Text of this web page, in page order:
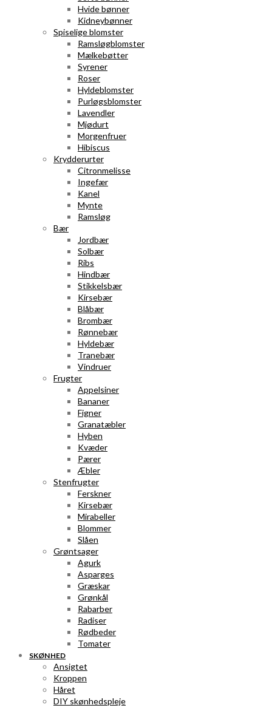
Hvide bønner
Kidneybønner
Spiselige blomster
Ramsløgblomster
Mælkebøtter
Syrener
Roser
Hyldeblomster
Purløgsblomster
Lavendler
Mjødurt
Morgenfruer
Hibiscus
Krydderurter
Citronmelisse
Ingefær
Kanel
Mynte
Ramsløg
Bær
Jordbær
Solbær
Ribs
Hindbær
Stikkelsbær
Kirsebær
Blåbær
Brombær
Rønnebær
Hyldebær
Tranebær
Vindruer
Frugter
Appelsiner
Bananer
Figner
Granatæbler
Hyben
Kvæder
Pærer
Æbler
Stenfrugter
Ferskner
Kirsebær
Mirabeller
Blommer
Slåen
Grøntsager
Agurk
Asparges
Græskar
Grønkål
Rabarber
Radiser
Rødbeder
Tomater
SKØNHED
Ansigtet
Kroppen
Håret
DIY skønhedspleje